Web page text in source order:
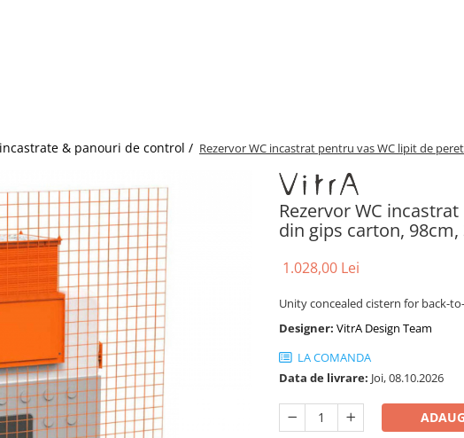
& panouri de control / Rezervor WC incastrat pentru vas WC lipit de
Rezervor WC
din gips carton, 98cm,
1.028,00 Lei
Unity concealed cistern for back-
Designer: VitrA Design Team
LA COMANDA
Data de livrare: Joi, 08.10.2026